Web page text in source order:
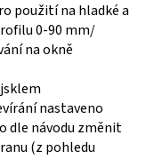
použití na hladké a
0-90 mm/
na okně
nastaveno
dle návodu změnit
(z pohledu